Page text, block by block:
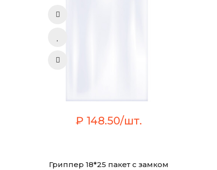
₽ 148.50/шт.
Гриппер 18*25 пакет с замком